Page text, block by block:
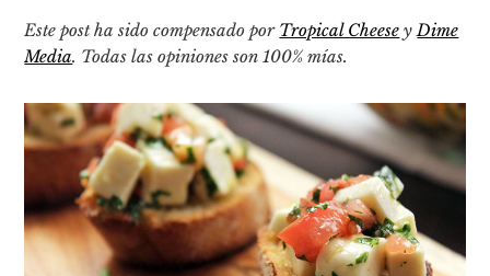
Este post ha sido compensado por Tropical Cheese y Dime
Media. Todas las opiniones son 100% mías.